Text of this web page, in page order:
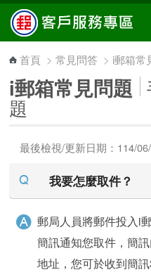
跳到主要內容區塊
首頁 >常見問答 > i郵箱常
i郵箱常見問題
題
最後檢視/更新日期：114/
我要怎麼取件？
郵局人員將郵件投入i
簡訊通知您取件，簡
地址，您可於收到簡